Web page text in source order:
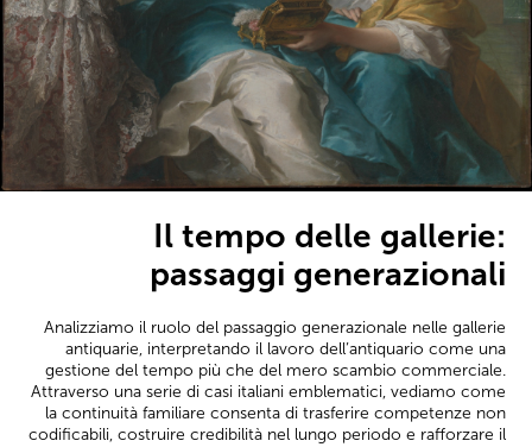
Il tempo delle gallerie:
passaggi generazionali
Analizziamo il ruolo del passaggio generazionale nelle gallerie
antiquarie, interpretando il lavoro dell’antiquario come una
gestione del tempo più che del mero scambio commerciale.
Attraverso una serie di casi italiani emblematici, vediamo come
la continuità familiare consenta di trasferire competenze non
codificabili, costruire credibilità nel lungo periodo e rafforzare il